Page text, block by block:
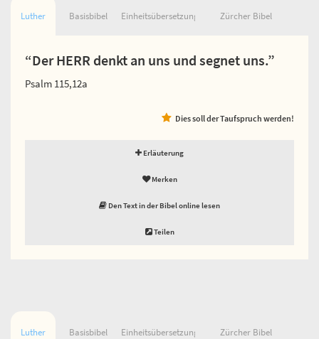
Luther Basisbibel Einheitsübersetzung Zürcher Bibel
“Der HERR denkt an uns und segnet uns.”
Psalm 115,12a
Dies soll der Taufspruch werden!
Erläuterung
Merken
Den Text in der Bibel online lesen
Teilen
Luther Basisbibel Einheitsübersetzung Zürcher Bibel